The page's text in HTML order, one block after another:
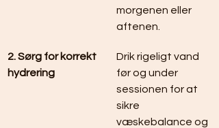
morgenen eller
aftenen.
2. Sørg for korrekt
hydrering
Drik rigeligt vand
før og under
sessionen for at
sikre
væskebalance og